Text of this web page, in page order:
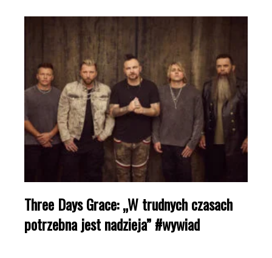
Three Days Grace: „W trudnych czasach
potrzebna jest nadzieja” #wywiad